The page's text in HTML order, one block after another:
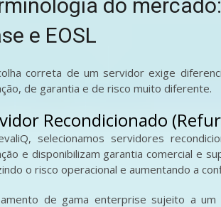
do
e EOSL
correta de um servidor exige
de garantia e de risco muito diferente.
Recondicionado
selecionamos servidores
e disponibilizam garantia comercial e
o risco operacional e aumentando a
de gama enterprise sujeito a